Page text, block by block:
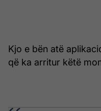
Kjo e bën atë
që ka arritur këtë